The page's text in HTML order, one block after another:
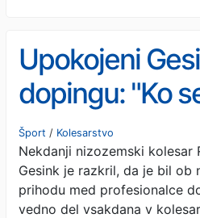
Upokojeni
dopingu: "Ko
peloton, je
Šport / Kolesarstvo
Nekdanji nizozemski kolesar
Gesink je razkril, da je bil ob
prihodu med profesionalce
vedno del vsakdana v